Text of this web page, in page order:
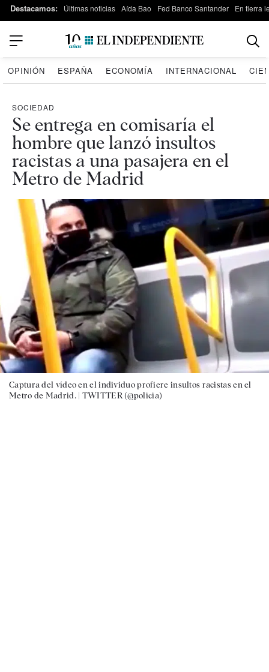
Destacamos: Últimas noticias Aída Bao Fed Banco Santander En tierra
OPINIÓN ESPAÑA ECONOMÍA INTERNACIONAL
SOCIEDAD
Se entrega en comisaría el
hombre que lanzó insultos
racistas a una pasajera en el
Metro de Madrid
Captura del vídeo en el individuo profiere insultos racistas en el
Metro de Madrid. | TWITTER (@policia)